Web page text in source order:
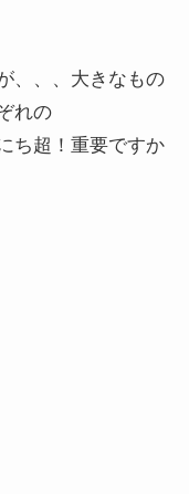
、、、大きなもの
れの
ち超！重要ですか